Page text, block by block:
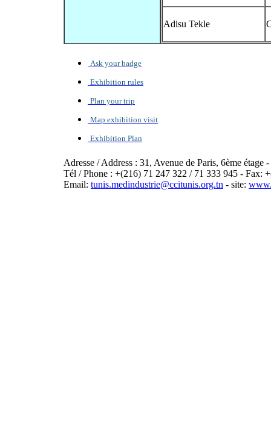
Adisu Tekle
Ask your badge
Exhibition rules
Plan your trip
Map exhibition visit
Exhibition Plan
Adresse / Address : 31, Avenue de Paris, 6ème étage
Tél / Phone : +(216) 71 247 322 / 71 333 945 - Fax:
Email: tunis.medindustrie@ccitunis.org.tn - site: